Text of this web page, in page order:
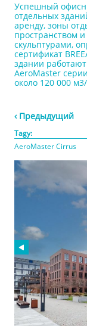
Успешный
отдельных
аренду, зоны
пространством
скульптурами,
сертификат
здании
AeroMaster
около 120 000
‹ Предыдущий
Tagy:
AeroMaster Cirrus